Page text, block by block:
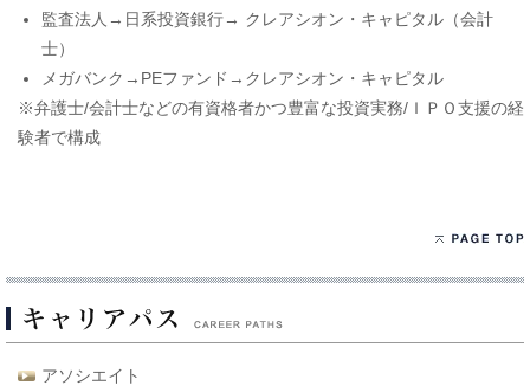
監査法人→日系投資銀行→ クレアシオン・キャピタル（会計
士）
メガバンク→PEファンド→クレアシオン・キャピタル
※弁護士/会計士などの有資格者かつ豊富な投資実務/ＩＰＯ支援の経
験者で構成
アソシエイト